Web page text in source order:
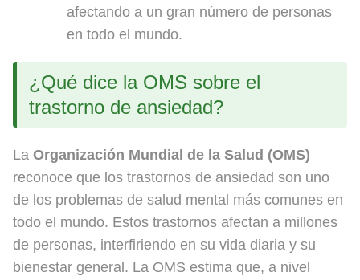
afectando a un gran número de personas
en todo el mundo.
¿Qué dice la OMS sobre el
trastorno de ansiedad?
La Organización Mundial de la Salud (OMS)
reconoce que los trastornos de ansiedad son uno
de los problemas de salud mental más comunes en
todo el mundo. Estos trastornos afectan a millones
de personas, interfiriendo en su vida diaria y su
bienestar general. La OMS estima que, a nivel